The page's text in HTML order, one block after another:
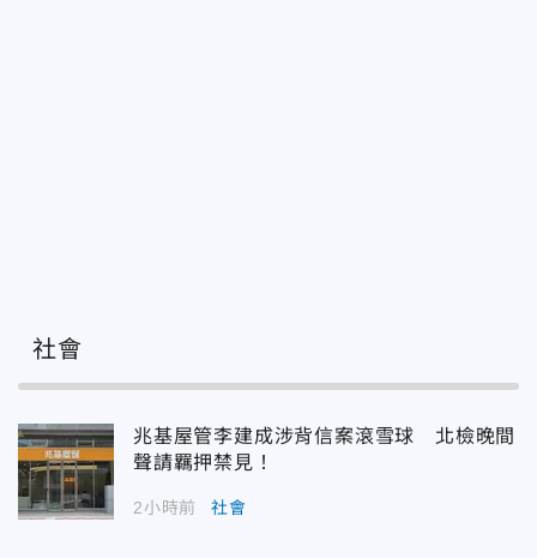
社會
兆基屋管李建成涉背信案滾雪球 北檢晚間
聲請羈押禁見！
2小時前 社會